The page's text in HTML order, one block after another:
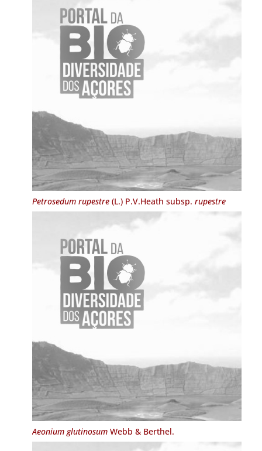
Petrosedum rupestre(L.) P.V.Heath subsp. rupestre
Aeonium glutinosumWebb & Berthel.